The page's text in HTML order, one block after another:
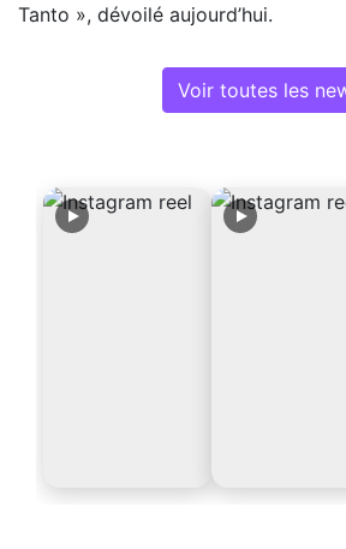
Tanto », dévoilé aujourd’hui.
Voir toutes les